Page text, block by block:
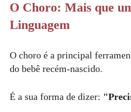
O Choro: Mais que
Linguagem
O choro é a principal
do bebê recém-nascido.
É a sua forma de dizer: